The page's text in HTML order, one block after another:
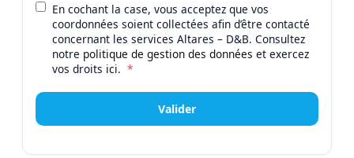
En cochant la case, vous acceptez que vos
coordonnées soient collectées afin d’être contacté
concernant les services Altares – D&B. Consultez
notre politique de gestion des données et exercez
vos droits ici. *
Valider